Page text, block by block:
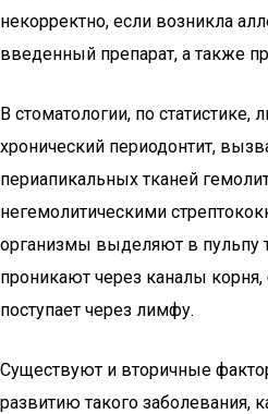
некорректно, если возникла
введенный препарат, а также
В стоматологии, по
хронический периодонтит,
периапикальных тканей
негемолитическими
организмы выделяют в пульпу
проникают через каналы
поступает через лимфу.
Существуют и вторичные
развитию такого заболевания,